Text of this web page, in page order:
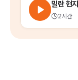
2시간